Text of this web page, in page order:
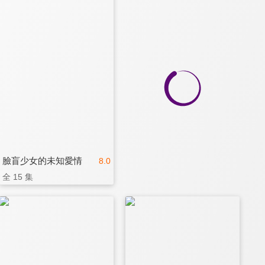
8.0
臉盲少女的未知愛情
全 15 集